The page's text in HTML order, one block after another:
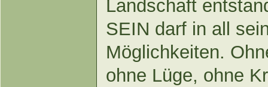
Landschaft
SEIN darf in all
Möglichkeiten.
ohne Lüge, ohne